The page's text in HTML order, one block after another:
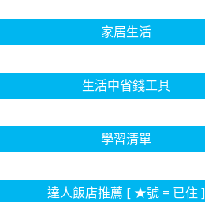
家居生活
生活中省錢工具
學習清單
達人飯店推薦 [ ★號 = 已住 ]